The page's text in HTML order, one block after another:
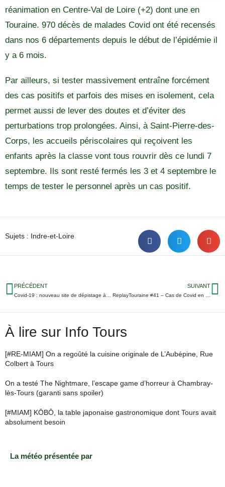
réanimation en Centre-Val de Loire (+2) dont une en
Touraine. 970 décès de malades Covid ont été recensés
dans nos 6 départements depuis le début de l’épidémie il
y a 6 mois.
Par ailleurs, si tester massivement entraîne forcément
des cas positifs et parfois des mises en isolement, cela
permet aussi de lever des doutes et d’éviter des
perturbations trop prolongées. Ainsi, à Saint-Pierre-des-
Corps, les accueils périscolaires qui reçoivent les
enfants après la classe vont tous rouvrir dès ce lundi 7
septembre. Ils sont resté fermés les 3 et 4 septembre le
temps de tester le personnel après un cas positif.
Sujets : Indre-et-Loire
PRÉCÉDENT SUIVANT
À lire sur Info Tours
[#RE-MIAM] On a regoûté la cuisine originale de L’Aubépine, Rue
Colbert à Tours
On a testé The Nightmare, l’escape game d’horreur à Chambray-
lès-Tours (garanti sans spoiler)
[#MIAM] KŌBŌ, la table japonaise gastronomique dont Tours avait
absolument besoin
La météo présentée par